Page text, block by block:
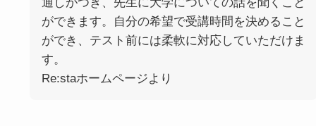
ができます。自分の希望で受講時間を決めること
ができ、テスト前には柔軟に対応していただけま
す。
Re:staホームページより